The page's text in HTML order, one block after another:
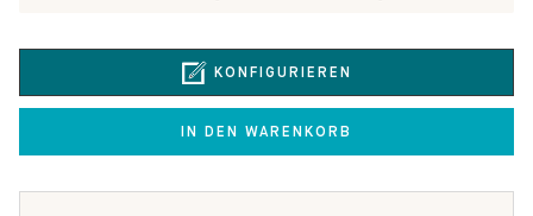
KONFIGURIEREN
IN DEN WARENKORB